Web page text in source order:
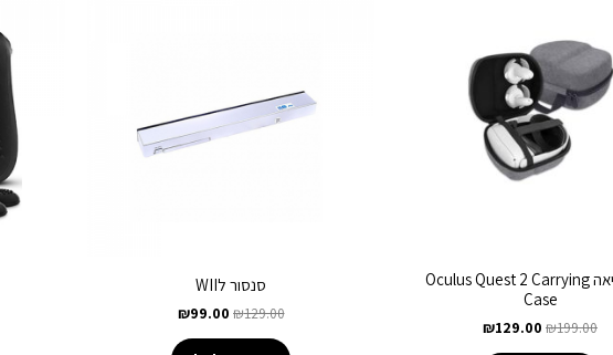
תיק נשיאה Oculus Quest 2 Carrying
Case
₪199.00
₪129.00
סנסור לWII
₪129.00
₪99.00